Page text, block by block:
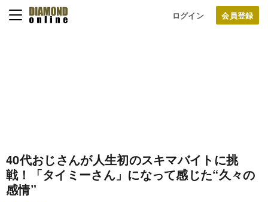
ログイン
40代おじさんが人生初のスキマバイトに挑
戦！「タイミーさん」になって感じた“久々の
感情”